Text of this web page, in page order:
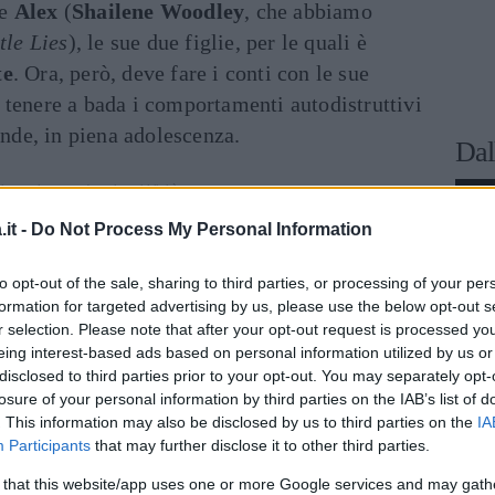
- Do Not Process My Personal Information
opt-out of the sale, sharing to third parties, or processing of your
for targeted advertising by us, please use the below opt-out
selection. Please note that after your opt-out request is processed
interest-based ads based on personal information utilized by us
to third parties prior to your opt-out. You may separately
of your personal information by third parties on the IAB’s list of
This information may also be disclosed by us to third parties on the
Participants that may further disclose it to other third parties.
that this website/app uses one or more Google services and may
Alex (Shailene Woodley, che abbiamo
Lies), le sue due figlie, per le quali è
. Ora, però, deve fare i conti con le sue
tenere a bada i comportamenti autodistruttivi
in piena adolescenza.
a leggere dopo la pubblicità
deve affrontare un altroproblema. È il
acri sull’isola diKauai, a
: Matt deve decidere se tenerlo o
numerosicugini, che sono anche